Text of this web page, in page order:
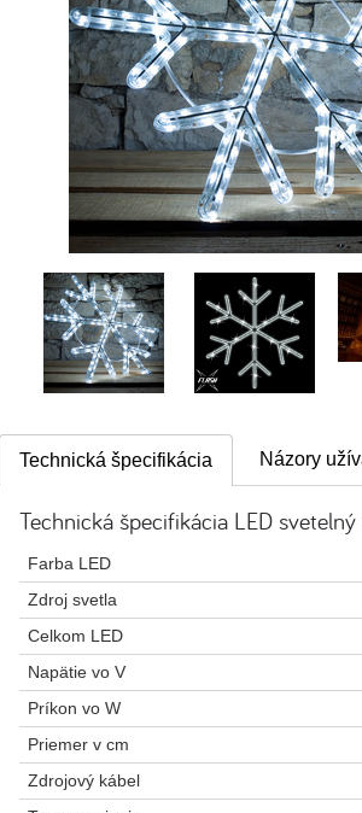
Technická špecifikácia Názory
Technická špecifikácia LED
Farba LED
Zdroj svetla
Celkom LED
Napätie vo V
Príkon vo W
Priemer v cm
Zdrojový kábel